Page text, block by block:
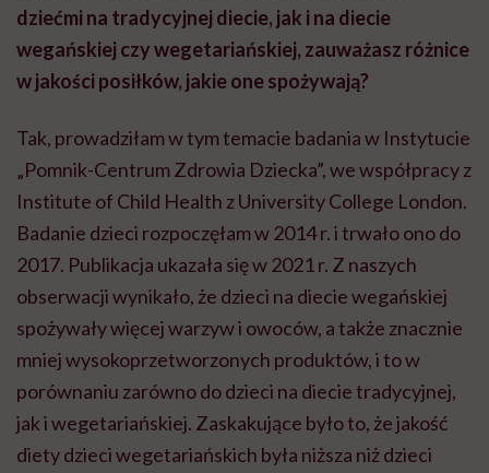
dziećmi na tradycyjnej diecie, jak i na diecie
wegańskiej czy wegetariańskiej, zauważasz różnice
w jakości posiłków, jakie one spożywają?
Tak, prowadziłam w tym temacie badania w Instytucie
„Pomnik-Centrum Zdrowia Dziecka”, we współpracy z
Institute of Child Health z University College London.
Badanie dzieci rozpoczęłam w 2014 r. i trwało ono do
2017. Publikacja ukazała się w 2021 r. Z naszych
obserwacji wynikało, że dzieci na diecie wegańskiej
spożywały więcej warzyw i owoców, a także znacznie
mniej wysokoprzetworzonych produktów, i to w
porównaniu zarówno do dzieci na diecie tradycyjnej,
jak i wegetariańskiej. Zaskakujące było to, że jakość
diety dzieci wegetariańskich była niższa niż dzieci